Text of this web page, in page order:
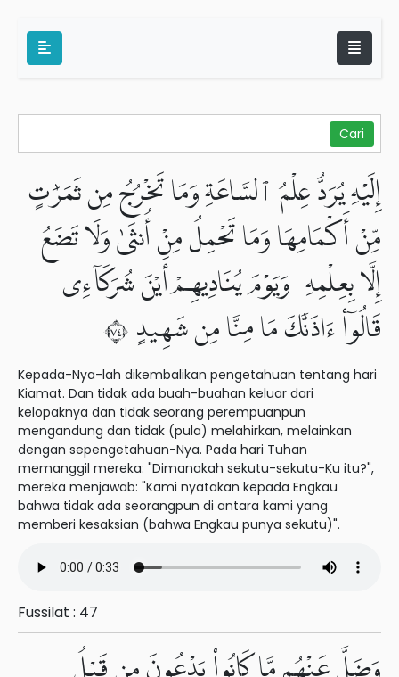
إِلَيْهِ يُرَدُّ عِلْمُ ٱلسَّاعَةِ وَمَا تَخْرُجُ مِن ثَمَرَٰتٍ
مِّنْ أَكْمَامِهَا وَمَا تَحْمِلُ مِنْ أُنثَىٰ وَلَا تَضَعُ
إِلَّا بِعِلْمِهِۦ وَيَوْمَ يُنَادِيهِمْ أَيْنَ شُرَكَآءِى
قَالُوٓا۟ ءَاذَنَّٰكَ مَا مِنَّا مِن شَهِيدٍ ٤٧
Kepada-Nya-lah dikembalikan pengetahuan tentang hari
Kiamat. Dan tidak ada buah-buahan keluar dari
kelopaknya dan tidak seorang perempuanpun
mengandung dan tidak (pula) melahirkan, melainkan
dengan sepengetahuan-Nya. Pada hari Tuhan
memanggil mereka: "Dimanakah sekutu-sekutu-Ku itu?",
mereka menjawab: "Kami nyatakan kepada Engkau
bahwa tidak ada seorangpun di antara kami yang
memberi kesaksian (bahwa Engkau punya sekutu)".
Fussilat : 47